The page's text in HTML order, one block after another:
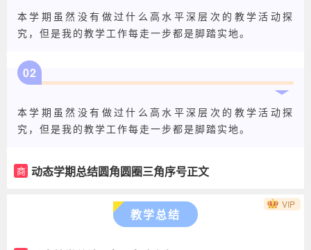
本学期虽然没有做过什么高水平深层次的教学活动探
究，但是我的教学工作每走一步都是脚踏实地。
02
本学期虽然没有做过什么高水平深层次的教学活动探
究，但是我的教学工作每走一步都是脚踏实地。
商 动态学期总结圆角圆圈三角序号正文
教学总结
VIP